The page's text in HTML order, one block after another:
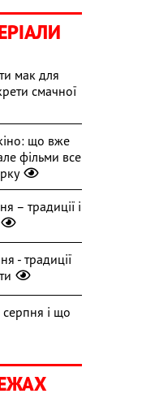
мак для
смачної
що вже
фільми все
– традиції і
- традиції
і що